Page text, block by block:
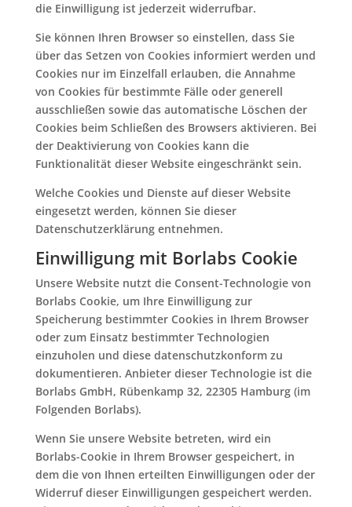
die Einwilligung ist jederzeit widerrufbar.
Sie können Ihren Browser so einstellen, dass Sie
über das Setzen von Cookies informiert werden und
Cookies nur im Einzelfall erlauben, die Annahme
von Cookies für bestimmte Fälle oder generell
ausschließen sowie das automatische Löschen der
Cookies beim Schließen des Browsers aktivieren. Bei
der Deaktivierung von Cookies kann die
Funktionalität dieser Website eingeschränkt sein.
Welche Cookies und Dienste auf dieser Website
eingesetzt werden, können Sie dieser
Datenschutzerklärung entnehmen.
Einwilligung mit Borlabs Cookie
Unsere Website nutzt die Consent-Technologie von
Borlabs Cookie, um Ihre Einwilligung zur
Speicherung bestimmter Cookies in Ihrem Browser
oder zum Einsatz bestimmter Technologien
einzuholen und diese datenschutzkonform zu
dokumentieren. Anbieter dieser Technologie ist die
Borlabs GmbH, Rübenkamp 32, 22305 Hamburg (im
Folgenden Borlabs).
Wenn Sie unsere Website betreten, wird ein
Borlabs-Cookie in Ihrem Browser gespeichert, in
dem die von Ihnen erteilten Einwilligungen oder der
Widerruf dieser Einwilligungen gespeichert werden.